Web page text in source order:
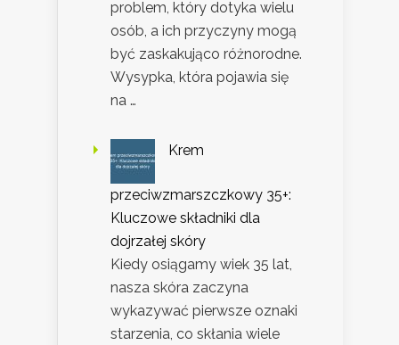
problem, który dotyka wielu
osób, a ich przyczyny mogą
być zaskakująco różnorodne.
Wysypka, która pojawia się
na …
Krem
przeciwzmarszczkowy 35+:
Kluczowe składniki dla
dojrzałej skóry
Kiedy osiągamy wiek 35 lat,
nasza skóra zaczyna
wykazywać pierwsze oznaki
starzenia, co skłania wiele